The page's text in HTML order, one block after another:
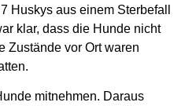
Huskys aus einem Sterbefall
klar, dass die Hunde nicht
Zustände vor Ort waren
mitnehmen. Daraus